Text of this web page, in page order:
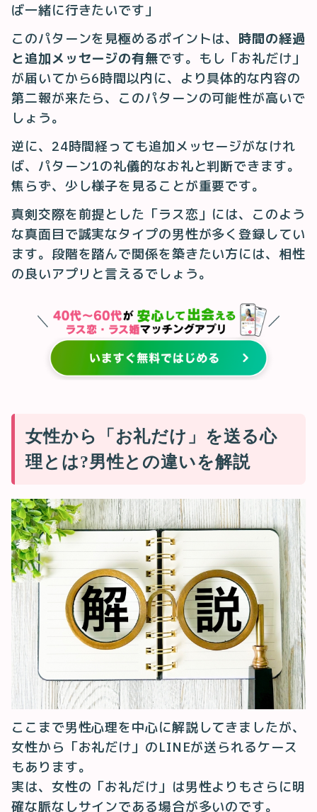
ば一緒に行きたいです」
このパターンを見極めるポイントは、 時間の経過
と追加メッセージの有無です。もし「お礼だけ」
が届いてから6時間以内に、より具体的な内容の
第二報が来たら、このパターンの可能性が高いで
しょう。
逆に、24時間経っても追加メッセージがなけれ
ば、パターン1の礼儀的なお礼と判断できます。
焦らず、少し様子を見ることが重要です。
真剣交際を前提とした「ラス恋」には、このよう
な真面目で誠実なタイプの男性が多く登録してい
ます。段階を踏んで関係を築きたい方には、相性
の良いアプリと言えるでしょう。
女性から「お礼だけ」を送る心
理とは?男性との違いを解説
ここまで男性心理を中心に解説してきましたが、
女性から「お礼だけ」のLINEが送られるケース
もあります。
実は、女性の「お礼だけ」は男性よりもさらに明
確な脈なしサインである場合が多いのです。